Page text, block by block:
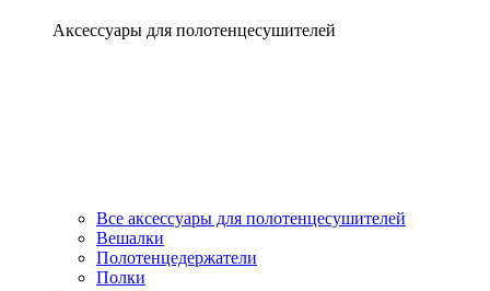
Аксессуары для полотенцесушителей
Все аксессуары для полотенцесушителей
Вешалки
Полотенцедержатели
Полки